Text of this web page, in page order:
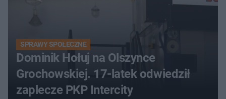
SPRAWY SPOŁECZNE
Dominik Hołuj na Olszynce
Grochowskiej. 17-latek odwiedził
zaplecze PKP Intercity